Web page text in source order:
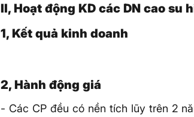
II, Hoạt động KD các DN cao su
1, Kết quả kinh doanh
2, Hành động giá
- Các CP đều có nền tích lũy trên 2